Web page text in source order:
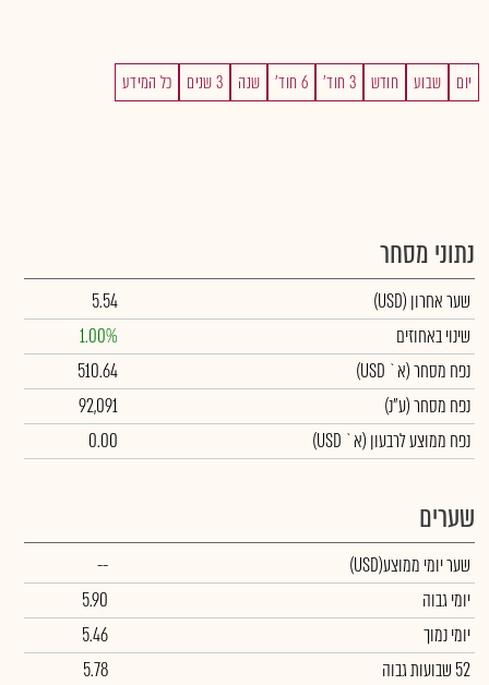
יום שבוע חודש 3 חוד' 6 חוד' שנה 3 שנים כל המידע
נתוני מסחר
שער אחרון (USD)
5.54
שינוי באחוזים
1.00%
נפח מסחר(א` USD)
510.64
נפח מסחר(ע"נ)
92,091
נפח ממוצע לרבעון (א` USD)
0.00
שערים
שער יומי ממוצע(USD)
--
יומי גבוה
5.90
יומי נמוך
5.46
52 שבועות גבוה
5.78